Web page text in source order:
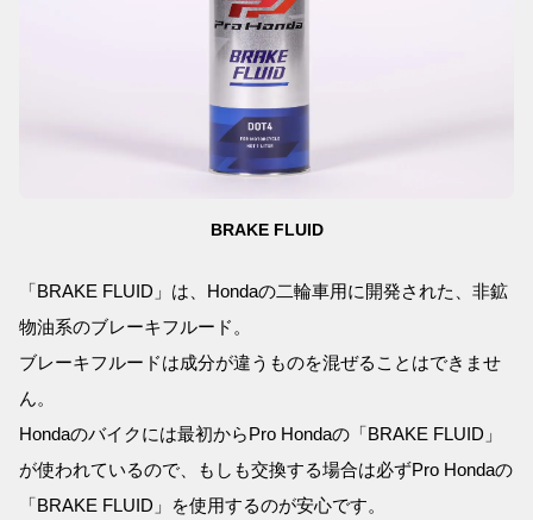
BRAKE FLUID
「BRAKE FLUID」は、Hondaの二輪車用に開発された、非鉱
物油系のブレーキフルード。
ブレーキフルードは成分が違うものを混ぜることはできませ
ん。
Hondaのバイクには最初からPro Hondaの「BRAKE FLUID」
が使われているので、もしも交換する場合は必ずPro Hondaの
「BRAKE FLUID」を使用するのが安心です。